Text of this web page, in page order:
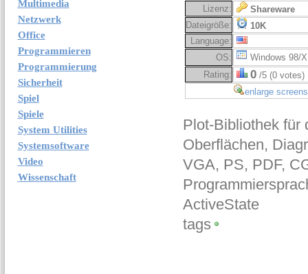
Multimedia
Netzwerk
Office
Programmieren
Programmierung
Sicherheit
Spiel
Spiele
System Utilities
Systemsoftware
Video
Wissenschaft
Lizenz:
Shareware
Dateigröße:
10K
Language:
OS:
Windows 98/
Rating:
0/5 (0 votes)
enlarge
Plot-Bibliothek für
Oberflächen,
VGA, PS, PDF,
ActiveState
tags